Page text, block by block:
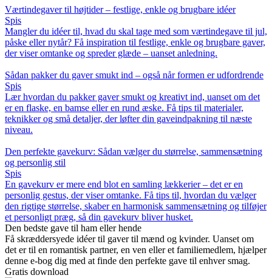
Værtindegaver til højtider – festlige, enkle og brugbare idéer
Spis
Mangler du idéer til, hvad du skal tage med som værtindegave til jul,
påske eller nytår? Få inspiration til festlige, enkle og brugbare gaver,
der viser omtanke og spreder glæde – uanset anledning.
Sådan pakker du gaver smukt ind – også når formen er udfordrende
Spis
Lær hvordan du pakker gaver smukt og kreativt ind, uanset om det
er en flaske, en bamse eller en rund æske. Få tips til materialer,
teknikker og små detaljer, der løfter din gaveindpakning til næste
niveau.
Den perfekte gavekurv: Sådan vælger du størrelse, sammensætning
og personlig stil
Spis
En gavekurv er mere end blot en samling lækkerier – det er en
personlig gestus, der viser omtanke. Få tips til, hvordan du vælger
den rigtige størrelse, skaber en harmonisk sammensætning og tilføjer
et personligt præg, så din gavekurv bliver husket.
Den bedste gave til ham eller hende
Få skræddersyede idéer til gaver til mænd og kvinder. Uanset om
det er til en romantisk partner, en ven eller et familiemedlem, hjælper
denne e-bog dig med at finde den perfekte gave til enhver smag.
Gratis download